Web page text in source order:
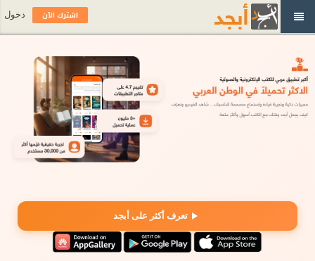
تعرف أكثر على أبجد
اشترك الآن دخول